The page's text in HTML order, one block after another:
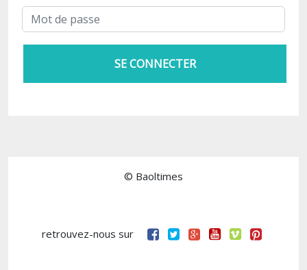
© Baoltimes
retrouvez-nous sur